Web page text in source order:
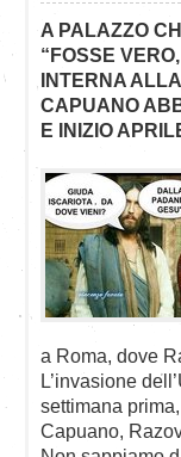
A PALAZZO
“FOSSE
INTERNA
CAPUANO
E INIZIO
a Roma, dove
L’invasione
settimana
Capuano,